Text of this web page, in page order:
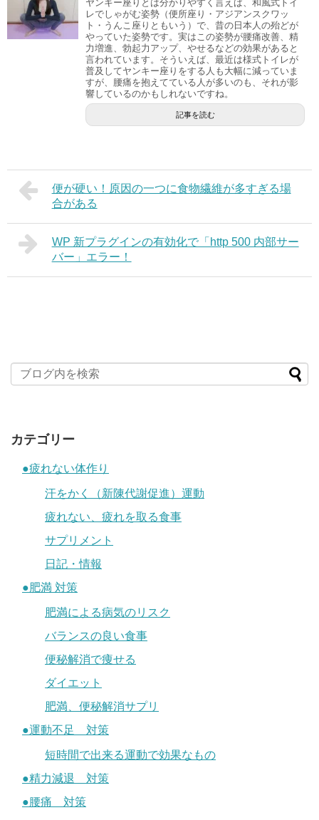
ヤンキー座りとは分かりやすく言えば、和風式トイ
レでしゃがむ姿勢（便所座り・アジアンスクワッ
ト・うんこ座りともいう）で、昔の日本人の殆どが
やっていた姿勢です。実はこの姿勢が腰痛改善、精
力増進、勃起力アップ、やせるなどの効果があると
言われています。そういえば、最近は様式トイレが
普及してヤンキー座りをする人も大幅に減っていま
すが、腰痛を抱えてている人が多いのも、それが影
響しているのかもしれないですね。
記事を読む
便が硬い！原因の一つに食物繊維が多すぎる場
合がある
WP 新プラグインの有効化で「http 500 内部サー
バー」エラー！
カテゴリー
●疲れない体作り
汗をかく（新陳代謝促進）運動
疲れない、疲れを取る食事
サプリメント
日記・情報
●肥満 対策
肥満による病気のリスク
バランスの良い食事
便秘解消で痩せる
ダイエット
肥満、便秘解消サプリ
●運動不足 対策
短時間で出来る運動で効果なもの
●精力減退 対策
●腰痛 対策